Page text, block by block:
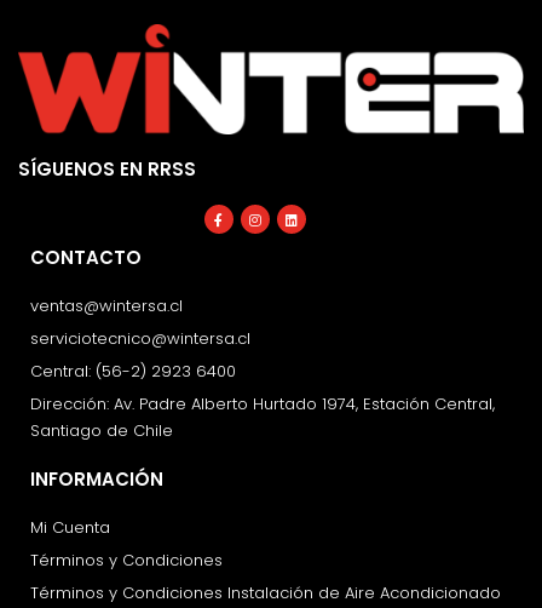
SÍGUENOS EN RRSS
Facebook-
f
Instagram
Linkedin
CONTACTO
ventas@wintersa.cl
serviciotecnico@wintersa.cl
Central: (56-2) 2923 6400
Dirección: Av. Padre Alberto Hurtado 1974, Estación Central,
Santiago de Chile
INFORMACIÓN
Mi Cuenta
Términos y Condiciones
Términos y Condiciones Instalación de Aire Acondicionado